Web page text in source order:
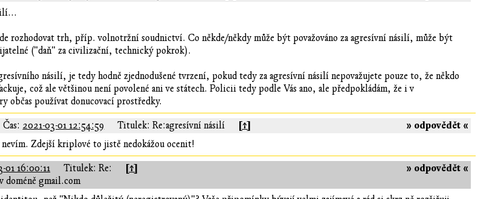
rozhodovat trh, příp. volnotržní soudnictví. Co někde/někdy může být považováno za agresívní násilí, může být
("daň" za civilizační, technický pokrok).
násilí, je tedy hodně zjednodušené tvrzení, pokud tedy za agresívní násilí nepovažujete pouze to, že někdo
což ale většinou není povolené ani ve státech. Policii tedy podle Vás ano, ale předpokládám, že i v
občas používat donucovací prostředky.
» odpovědět «
Čas: 2021-03-01 12:54:59 Titulek: Re:agresívní násilí [↑]
nevím. Zdejší kriplové to jistě nedokážou ocenit!
» odpovědět «
01 16:00:11 Titulek: Re: [↑]
doméně gmail.com